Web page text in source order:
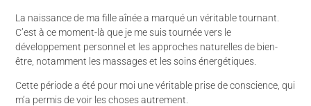
La naissance de ma fille aînée a marqué un véritable tournant.
C’est à ce moment-là que je me suis tournée vers le
développement personnel et les approches naturelles de bien-
être, notamment les massages et les soins énergétiques.
Cette période a été pour moi une véritable prise de conscience, qui
m’a permis de voir les choses autrement.